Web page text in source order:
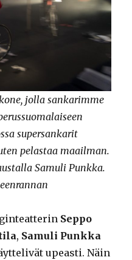
jolla sankarimme
supersankarit
pelastaa maailman.
Samuli Punkka.
Seppo
, Samuli Punkka
upeasti. Näin